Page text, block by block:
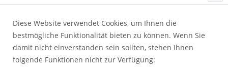
Diese Website verwendet Cookies, um Ihnen die
bestmögliche Funktionalität bieten zu können. Wenn Sie
damit nicht einverstanden sein sollten, stehen Ihnen
folgende Funktionen nicht zur Verfügung: